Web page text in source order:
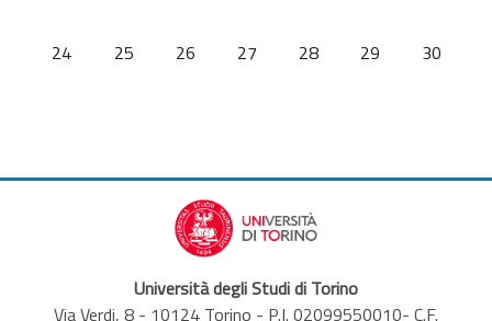
没有活动，11月24日 星期日
24 没有活动，11月25日 星期一
25 没有活动，11月26日 星期二
26 没有活动，11月27日 星期三
27 没有活动，11月28日 星
28 没有活动，11月
29 没有活
30
Università degli Studi di Torino
Via Verdi, 8 - 10124 Torino - P.I. 02099550010- C.F.